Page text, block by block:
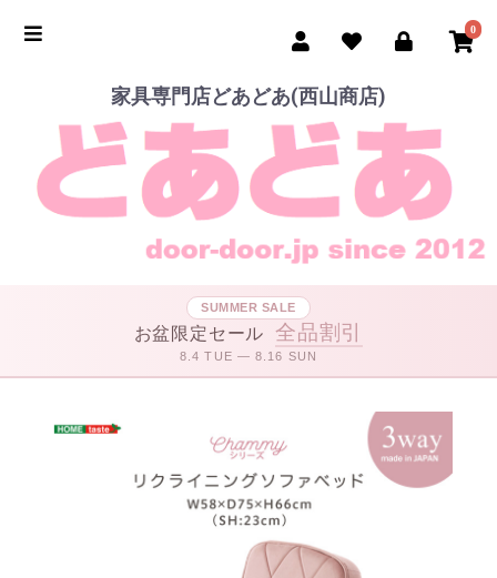
0
家具専門店どあどあ(西山商店)
SUMMER SALE
お盆限定セール 全品割引
8.4 TUE — 8.16 SUN